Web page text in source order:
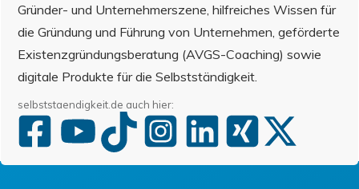
Gründer- und Unternehmerszene, hilfreiches Wissen für
die Gründung und Führung von Unternehmen, geförderte
Existenzgründungsberatung (AVGS-Coaching) sowie
digitale Produkte für die Selbstständigkeit.
selbststaendigkeit.de auch hier: